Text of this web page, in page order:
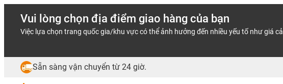
Vui lòng chọn địa điểm giao hàng của bạn
Việc lựa chọn trang quốc gia/khu vực có thể ảnh hưởng đến nhiều yếu tố như giá cả
Sẵn sàng vận chuyển từ 24 giờ.